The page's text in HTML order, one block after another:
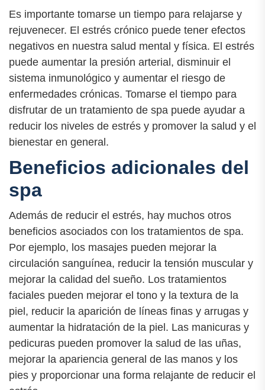
Es importante tomarse un tiempo para relajarse y
rejuvenecer. El estrés crónico puede tener efectos
negativos en nuestra salud mental y física. El estrés
puede aumentar la presión arterial, disminuir el
sistema inmunológico y aumentar el riesgo de
enfermedades crónicas. Tomarse el tiempo para
disfrutar de un tratamiento de spa puede ayudar a
reducir los niveles de estrés y promover la salud y el
bienestar en general.
Beneficios adicionales del
spa
Además de reducir el estrés, hay muchos otros
beneficios asociados con los tratamientos de spa.
Por ejemplo, los masajes pueden mejorar la
circulación sanguínea, reducir la tensión muscular y
mejorar la calidad del sueño. Los tratamientos
faciales pueden mejorar el tono y la textura de la
piel, reducir la aparición de líneas finas y arrugas y
aumentar la hidratación de la piel. Las manicuras y
pedicuras pueden promover la salud de las uñas,
mejorar la apariencia general de las manos y los
pies y proporcionar una forma relajante de reducir el